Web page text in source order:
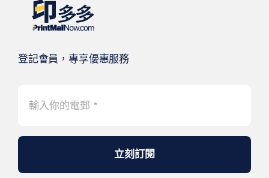
登記會員，專享優惠服務
立刻訂閱